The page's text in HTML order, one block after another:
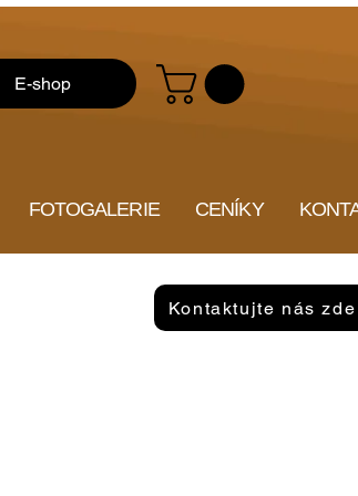
FOTOGALERIE CENÍKY
E-shop
Kontaktujte nás zde